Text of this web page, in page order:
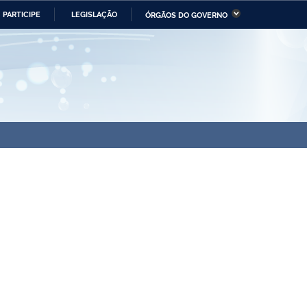
PARTICIPE LEGISLAÇÃO ÓRGÃOS DO GOVERNO
da Economia Ministério da Infraestrutura